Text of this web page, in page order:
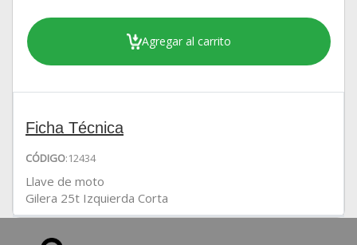
Agregar al carrito
Ficha Técnica
CÓDIGO:12434
Llave de moto
Gilera 25t Izquierda Corta